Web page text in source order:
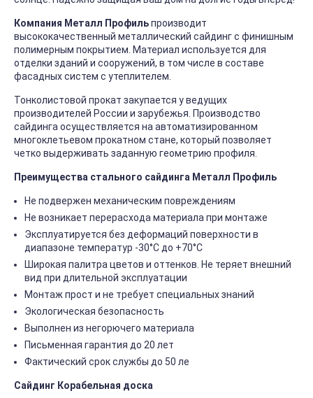
Компания Металл Профильпроизводит
высококачественный металлический сайдинг с финишным
полимерным покрытием. Материал используется для
отделки зданий и сооружений, в том числе в составе
фасадных систем с утеплителем.
Тонколистовой прокат закупается у ведущих
производителей России и зарубежья. Производство
сайдинга осуществляется на автоматизированном
многоклетьевом прокатном стане, который позволяет
четко выдерживать заданную геометрию профиля.
Преимущества стального сайдинга Металл Профиль
Не подвержен механическим повреждениям
Не возникает перерасхода материала при монтаже
Эксплуатируется без деформаций поверхности в
диапазоне температур -30°C до +70°C
Широкая палитра цветов и оттенков. Не теряет внешний
вид при длительной эксплуатации
Монтаж прост и не требует специальных знаний
Экологическая безопасность
Выполнен из негорючего материала
Письменная гарантия до 20 лет
Фактический срок службы до 50 ле
Сайдинг Корабельная доска